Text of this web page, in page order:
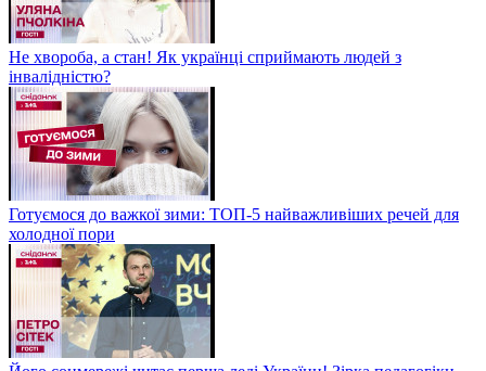
Не хвороба, а стан! Як українці сприймають людей з
інвалідністю?
Готуємося до важкої зими: ТОП-5 найважливіших речей для
холодної пори